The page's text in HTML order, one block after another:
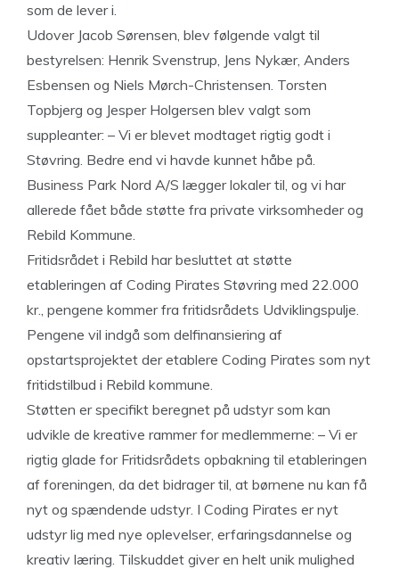
som de lever i.
Udover Jacob Sørensen, blev følgende valgt til
bestyrelsen: Henrik Svenstrup, Jens Nykær, Anders
Esbensen og Niels Mørch-Christensen. Torsten
Topbjerg og Jesper Holgersen blev valgt som
suppleanter: – Vi er blevet modtaget rigtig godt i
Støvring. Bedre end vi havde kunnet håbe på.
Business Park Nord A/S lægger lokaler til, og vi har
allerede fået både støtte fra private virksomheder og
Rebild Kommune.
Fritidsrådet i Rebild har besluttet at støtte
etableringen af Coding Pirates Støvring med 22.000
kr., pengene kommer fra fritidsrådets Udviklingspulje.
Pengene vil indgå som delfinansiering af
opstartsprojektet der etablere Coding Pirates som nyt
fritidstilbud i Rebild kommune.
Støtten er specifikt beregnet på udstyr som kan
udvikle de kreative rammer for medlemmerne: – Vi er
rigtig glade for Fritidsrådets opbakning til etableringen
af foreningen, da det bidrager til, at børnene nu kan få
nyt og spændende udstyr. I Coding Pirates er nyt
udstyr lig med nye oplevelser, erfaringsdannelse og
kreativ læring. Tilskuddet giver en helt unik mulighed